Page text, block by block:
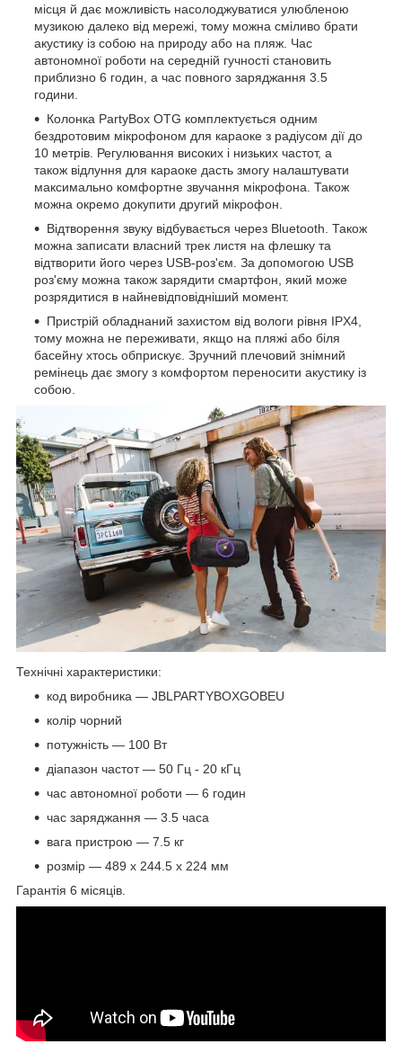
місця й дає можливість насолоджуватися улюбленою
музикою далеко від мережі, тому можна сміливо брати
акустику із собою на природу або на пляж. Час
автономної роботи на середній гучності становить
приблизно 6 годин, а час повного заряджання 3.5
години.
Колонка PartyBox OTG комплектується одним
бездротовим мікрофоном для караоке з радіусом дії до
10 метрів. Регулювання високих і низьких частот, а
також відлуння для караоке дасть змогу налаштувати
максимально комфортне звучання мікрофона. Також
можна окремо докупити другий мікрофон.
Відтворення звуку відбувається через Bluetooth. Також
можна записати власний трек листя на флешку та
відтворити його через USB-роз'єм. За допомогою USB
роз'єму можна також зарядити смартфон, який може
розрядитися в найневідповідніший момент.
Пристрій обладнаний захистом від вологи рівня IPX4,
тому можна не переживати, якщо на пляжі або біля
басейну хтось обприскує. Зручний плечовий знімний
ремінець дає змогу з комфортом переносити акустику із
собою.
Технічні характеристики:
код виробника — JBLPARTYBOXGOBEU
колір чорний
потужність — 100 Вт
діапазон частот — 50 Гц - 20 кГц
час автономної роботи — 6 годин
час заряджання — 3.5 часа
вага пристрою — 7.5 кг
розмір — 489 x 244.5 x 224 мм
Гарантія 6 місяців.